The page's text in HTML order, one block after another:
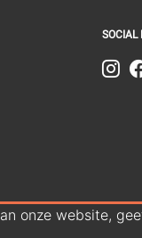
SOCIAL
onze website,